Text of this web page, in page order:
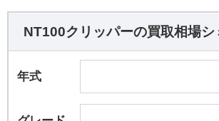
NT100クリッパーの買取相場シ
年式